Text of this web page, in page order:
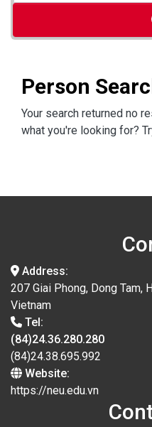
Person
Your search returned no
what you're looking for?
Address:
207 Giai Phong, Dong Tam,
Vietnam
Tel:
(84)24.36.280.280
(84)24.38.695.992
Website:
https://neu.edu.vn